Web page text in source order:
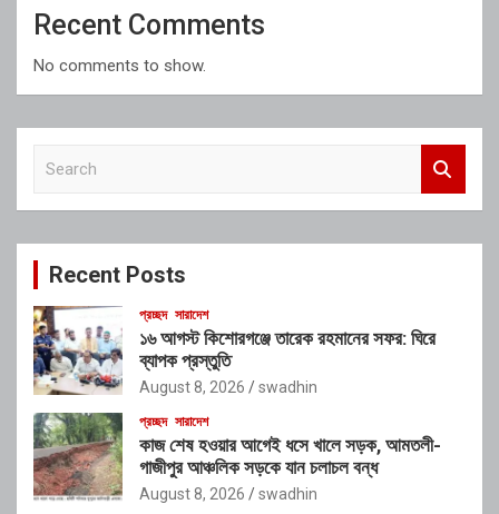
Recent Comments
No comments to show.
c
Recent Posts
প্রচ্ছদ সারাদেশ
১৬ আগস্ট কিশোরগঞ্জে তারেক রহমানের সফর: ঘিরে
ব্যাপক প্রস্তুতি
August 8, 2026 swadhin
প্রচ্ছদ সারাদেশ
কাজ শেষ হওয়ার আগেই ধসে খালে সড়ক, আমতলী-
গাজীপুর আঞ্চলিক সড়কে যান চলাচল বন্ধ
August 8, 2026 swadhin